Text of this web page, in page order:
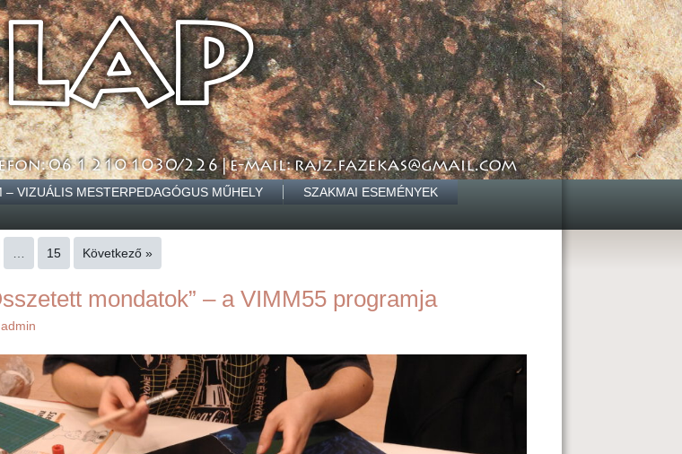
– VIZUÁLIS MESTERPEDAGÓGUS MŰHELY
SZAKMAI ESEMÉNYEK
15 Következő »
mondatok” – a VIMM55 programja
admin